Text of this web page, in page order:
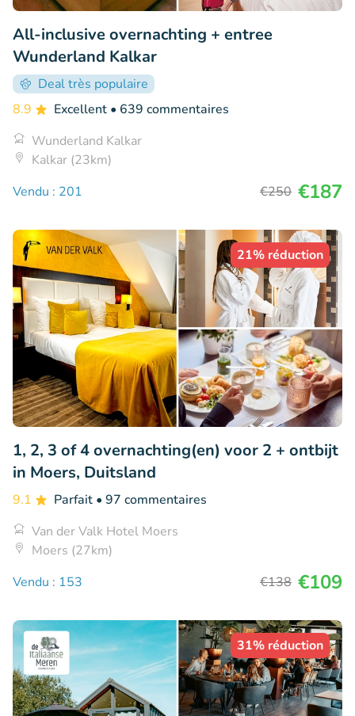
All-inclusive overnachting + entree
Wunderland Kalkar
Deal très populaire
8.9
Excellent • 639 commentaires
Wunderland Kalkar
Kalkar (23km)
Vendu : 201
€250 €187
21% réduction
1, 2, 3 of 4 overnachting(en) voor 2 + ontbijt
in Moers, Duitsland
9.1 Parfait • 97 commentaires
Van der Valk Hotel Moers
Moers (27km)
Vendu : 153
€138 €109
31% réduction